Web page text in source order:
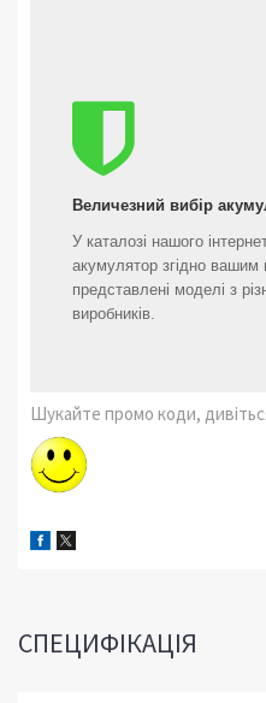
Величезний вибір
У каталозі нашого
акумулятор згідно
представлені моделі з
виробників.
Шукайте промо коди,
СПЕЦИФІКАЦІЯ